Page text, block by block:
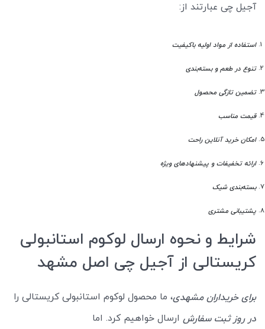
آجیل چی عبارتند از:
استفاده از مواد اولیه باکیفیت
تنوع در طعم و بسته‌بندی
تضمین تازگی محصول
قیمت مناسب
امکان خرید آنلاین راحت
ارائه تخفیفات و پیشنهادهای ویژه
بسته‌بندی شیک
پشتیبانی مشتری
شرایط و نحوه ارسال لوکوم استانبولی
کریستالی از آجیل چی اصل مشهد
برای خریداران مشهدی، ما محصول لوکوم استانبولی کریستالی را
در روز ثبت سفارش ارسال خواهیم کرد. اما